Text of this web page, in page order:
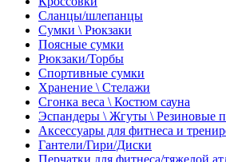
Сланцы/шлепанцы
Сумки \ Рюкзаки
Поясные сумки
Рюкзаки/Торбы
Спортивные сумки
Хранение \ Стелажи
Сгонка веса \ Костюм сауна
Эспандеры \ Жгуты \ Резиновые
Аксессуары для фитнеса и
Гантели/Гири/Диски
Перчатки для фитнеса/тяжелой